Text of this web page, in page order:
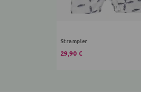
Strampler
29,90 €